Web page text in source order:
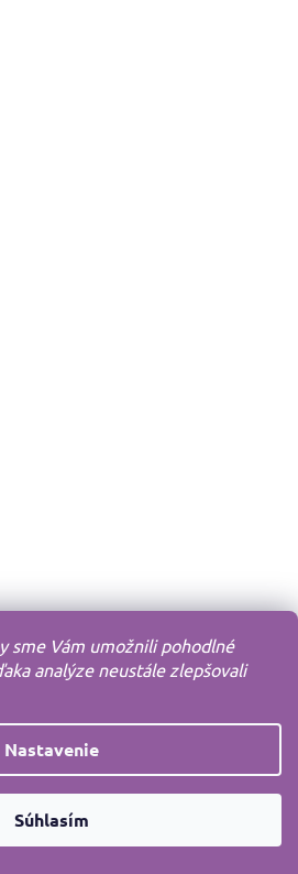
sme Vám umožnili pohodlné
analýze neustále zlepšovali
Nastavenie
Súhlasím